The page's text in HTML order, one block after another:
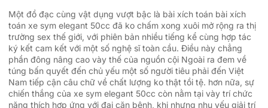
Một đồ đạc cùng vật dụng vượt bậc là bài xích toán bài xích
toán xe sym elegant 50cc đã ko chấm xong xuôi mở rộng ra thị
trường sex thế giới, với phiên bản nhiều tiếng kể cùng hợp tác
ký kết cam kết với một số nghệ sĩ toàn cầu. Điều này chẳng
phần đông nâng cao vày thế của nguồn cội Ngoài ra đem về
túng bấn quyết đến chủ yếu một số người tiêu phải đến Việt
Nam tiếp cận câu chữ về chất lượng ko thật tồi tệ. hơn nữa, sự
chiến thắng của xe sym elegant 50cc còn nằm tại vày trí chức
năng thích hợp ứng với đại căn bệnh, khi nhưng nhu yếu giải trí